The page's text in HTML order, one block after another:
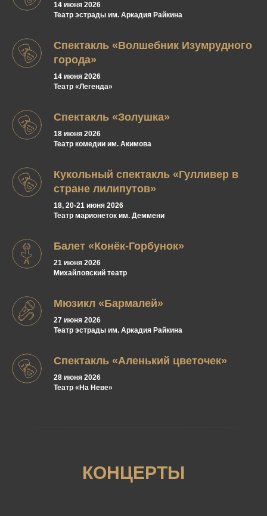
14 июня 2026
Театр эстрады им. Аркадия Райкина
Спектакль «Волшебник Изумрудного
города»
14 июня 2026
Театр «Легенда»
Спектакль «Золушка»
18 июня 2026
Театр комедии им. Акимова
Кукольный спектакль «Гулливер в
стране лилипутов»
18, 20-21 июня 2026
Театр марионеток им. Деммени
Балет «Конёк-Горбунок»
21 июня 2026
Михайловский театр
Мюзикл «Бармалей»
27 июня 2026
Театр эстрады им. Аркадия Райкина
Спектакль «Аленький цветочек»
28 июня 2026
Театр «На Неве»
КОНЦЕРТЫ